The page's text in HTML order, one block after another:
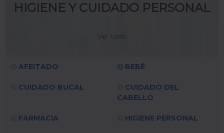
HIGIENE Y CUIDADO PERSONAL
Ver todo
AFEITADO BEBÉ
CUIDADO BUCAL
CUIDADO DEL
CABELLO
FARMACIA HIGIENE PERSONAL